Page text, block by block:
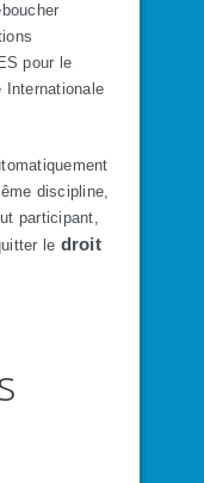
pour le
Internationale
discipline,
participant,
le droit